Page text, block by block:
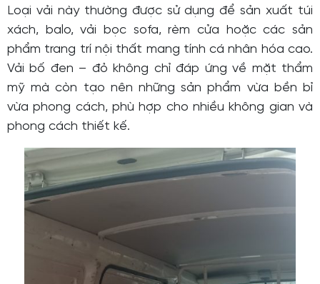
Loại vải này thường được sử dụng để sản xuất túi
xách, balo, vải bọc sofa, rèm cửa hoặc các sản
phẩm trang trí nội thất mang tính cá nhân hóa cao.
Vải bố đen – đỏ không chỉ đáp ứng về mặt thẩm
mỹ mà còn tạo nên những sản phẩm vừa bền bỉ
vừa phong cách, phù hợp cho nhiều không gian và
phong cách thiết kế.